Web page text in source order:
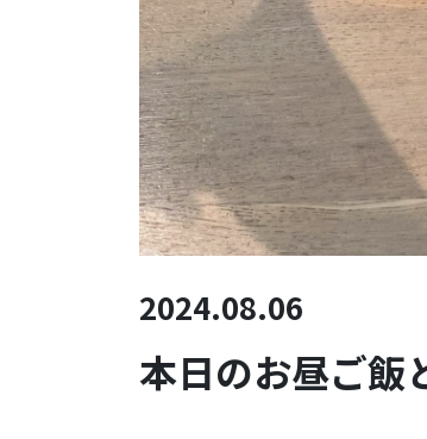
2024.08.06
本日のお昼ご飯